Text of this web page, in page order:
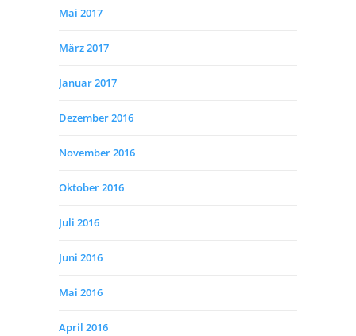
Mai 2017
März 2017
Januar 2017
Dezember 2016
November 2016
Oktober 2016
Juli 2016
Juni 2016
Mai 2016
April 2016